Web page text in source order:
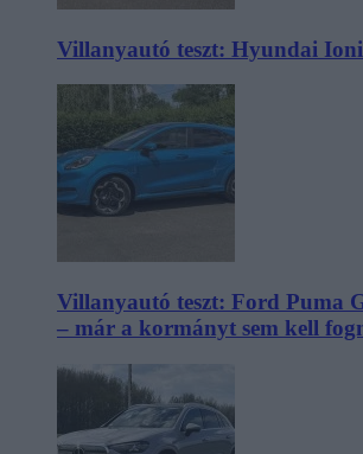
Villanyautó teszt: Hyundai
Villanyautó teszt: Ford Puma
– már a kormányt sem kell